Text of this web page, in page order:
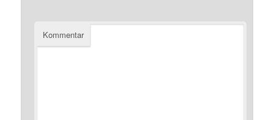
Kommentar